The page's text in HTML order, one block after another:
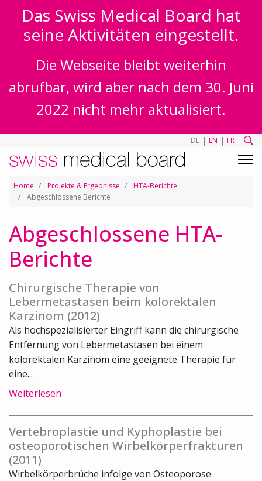
Das Swiss Medical Board hat
seine Aktivitäten eingestellt.
Die Webseite bleibt weiterhin
abrufbar, wird aber nach dem 30. Juni
2022 nicht mehr aktualisiert.
DE | EN | FR
Home Projekte & Ergebnisse
HTA-Berichte
Abgeschlossene Berichte
Abgeschlossene HTA-
Berichte
Chirurgische Therapie von
Lebermetastasen beim kolorektalen
Karzinom (2012)
Als hochspezialisierter Eingriff kann die chirurgische
Entfernung von Lebermetastasen bei einem
kolorektalen Karzinom eine geeignete Therapie für
eine...
Weiterlesen
Vertebroplastie und Kyphoplastie bei
osteoporotischen Wirbelkörperfrakturen
(2011)
Wirbelkörperbrüche infolge von Osteoporose